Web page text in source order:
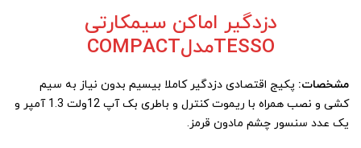
دزدگیر اماکن سیمکارتی
TESSOمدلCOMPACT
مشخصات: پکیج اقتصادی دزدگیر کاملا بیسیم بدون نیاز به سیم
کشی و نصب همراه با ریموت کنترل و باطری بک آپ 12ولت 1.3 آمپر و
یک عدد سنسور چشم مادون قرمز.